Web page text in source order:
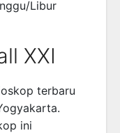
Libur
XXI
terbaru
ini